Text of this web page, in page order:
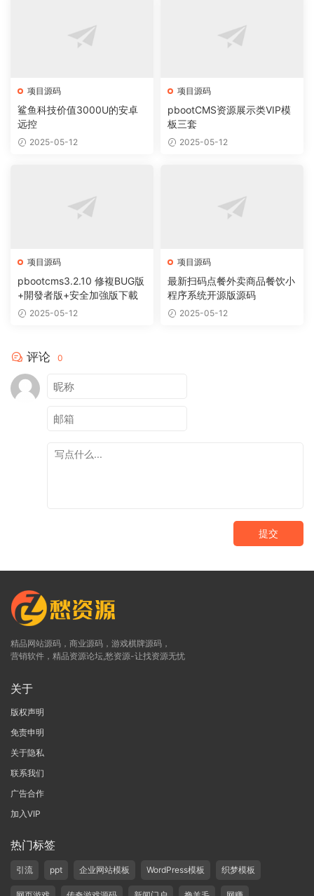
项目源码
鲨鱼科技价值3000U的安卓
远控
2025-05-12
项目源码
pbootCMS资源展示类VIP模
板三套
2025-05-12
项目源码
pbootcms3.2.10 修複BUG版
+開發者版+安全加強版下載
2025-05-12
项目源码
最新扫码点餐外卖商品餐饮小
程序系统开源版源码
2025-05-12
评论 0
提交
精品网站源码，商业源码，游戏棋牌源码，
营销软件，精品资源论坛,愁资源-让找资源无忧
关于
版权声明
免责申明
关于隐私
联系我们
广告合作
加入VIP
热门标签
引流 ppt 企业网站模板 WordPress模板 织梦模板